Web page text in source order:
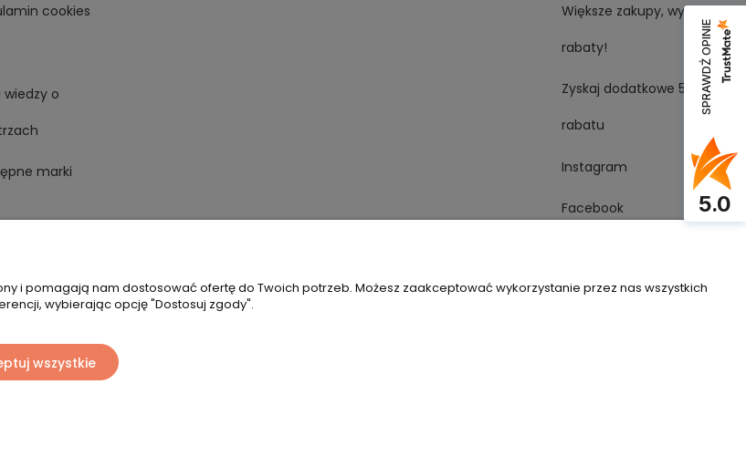
cookies
wiedzy o
marki
Większe zakupy, wyższe
rabaty!
Zyskaj dodatkowe 5%
rabatu
Instagram
Facebook
SPRAWDŹ OPINIE
5.0
i pomagają nam dostosować ofertę do Twoich potrzeb. Możesz zaakceptować wykorzystanie przez nas wszystkich
wybierając opcję "Dostosuj zgody".
wszystkie